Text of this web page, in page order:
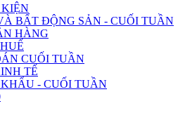
BẤT ĐỘNG SẢN - CUỐI TUẦN
HÀNG
CUỐI TUẦN
TẾ
- CUỐI TUẦN